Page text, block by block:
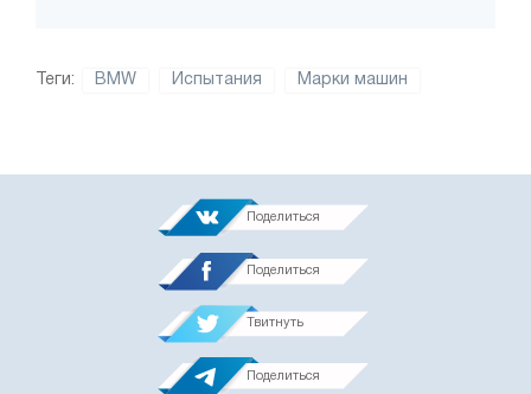
Теги: BMW Испытания Марки машин
Поделиться
Поделиться
Твитнуть
Поделиться